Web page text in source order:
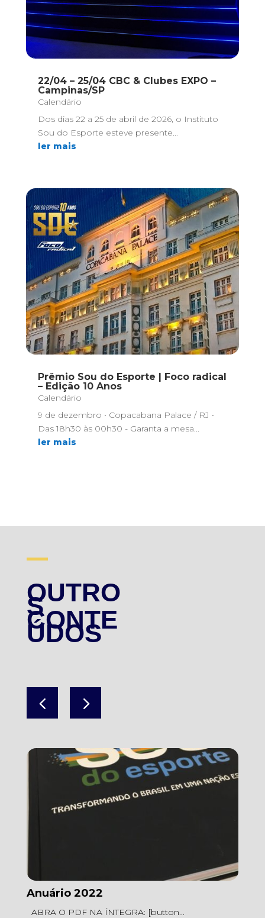
22/04 – 25/04 CBC & Clubes EXPO –
Campinas/SP
Calendário
Dos dias 22 a 25 de abril de 2026, o Instituto
Sou do Esporte esteve presente...
ler mais
Prêmio Sou do Esporte | Foco radical
– Edição 10 Anos
Calendário
9 de dezembro • Copacabana Palace / RJ •
Das 18h30 às 00h30 - Garanta a mesa...
ler mais
OUTRO
S
CONTE
ÚDOS
Anuário 2022
ABRA O PDF NA ÍNTEGRA: [button...